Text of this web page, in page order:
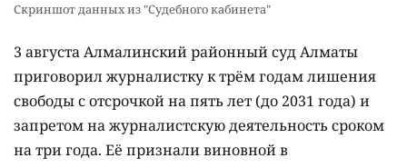
Скриншот данных из "Судебного кабинета"
3 августа Алмалинский районный суд Алматы
приговорил журналистку к трём годам лишения
свободы с отсрочкой на пять лет (до 2031 года) и
запретом на журналистскую деятельность сроком
на три года. Её признали виновной в